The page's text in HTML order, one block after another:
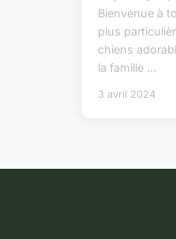
Bienvenue à
plus
chiens
la famille ...
3 avril 2024